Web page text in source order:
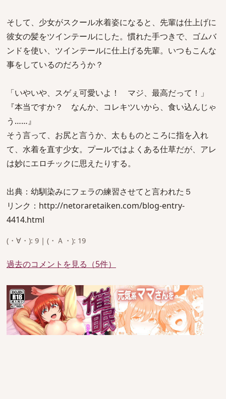
そして、少女がスクール水着姿になると、先輩は仕上げに
彼女の髪をツインテールにした。慣れた手つきで、ゴムバ
ンドを使い、ツインテールに仕上げる先輩。いつもこんな
事をしているのだろうか？
「いやいや、スゲぇ可愛いよ！ マジ、最高だって！」
『本当ですか？ なんか、コレキツいから、食い込んじゃ
う……』
そう言って、お尻と言うか、太もものところに指を入れ
て、水着を直す少女。プールではよくある仕草だが、アレ
は妙にエロチックに思えたりする。
出典：幼馴染みにフェラの練習させてと言われた５
リンク：http://netoraretaiken.com/blog-entry-
4414.html
(・∀・): 9 | (・Ａ・): 19
過去のコメントを見る（5件）